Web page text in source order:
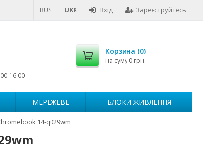
RUS UKR Вхід Зареєструйтесь
16:00
Корзина (0)
на суму 0 грн.
МЕРЕЖЕВЕ БЛОКИ ЖИВЛЕННЯ
14-q029wm